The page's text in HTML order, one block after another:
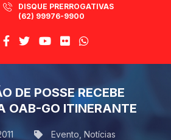
DISQUE PRERROGATIVAS
(62) 99976-9900
DE POSSE RECEBE
OAB-GO ITINERANTE
Evento Notícias